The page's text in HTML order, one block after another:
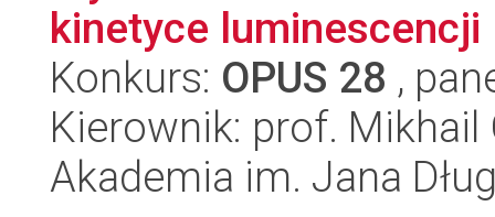
kinetyce luminescencji
Konkurs: OPUS 28 ,
Kierownik: prof. Mikhail
Akademia im. Jana